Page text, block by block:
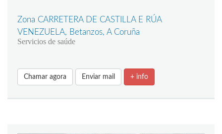
Zona CARRETERA DE CASTILLA E RÚA
VENEZUELA, Betanzos, A Coruña
Servicios de saúde
Chamar agora Enviar mail + info